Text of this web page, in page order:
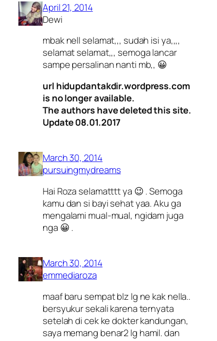
April 21, 2014
Dewi
mbak nell selamat,,, sudah isi ya,,,,
selamat selamat,,, semoga lancar
sampe persalinan nanti mb,, 😀
url hidupdantakdir.wordpress.com
is no longer available.
The authors have deleted this site.
Update 08.01.2017
March 30, 2014
pursuingmydreams
Hai Roza selamatttt ya 😉 . Semoga
kamu dan si bayi sehat yaa. Aku ga
mengalami mual-mual, ngidam juga
nga 😀 .
March 30, 2014
emmediaroza
maaf baru sempat blz lg ne kak nella..
bersyukur sekali karena ternyata
setelah di cek ke dokter kandungan,
saya memang benar2 lg hamil. dan